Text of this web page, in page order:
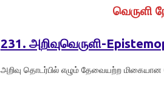
வெருளி
231. அறிவுவெருளி-
அறிவு தொடர்பில் எழும் தேவையற்ற மிகையான